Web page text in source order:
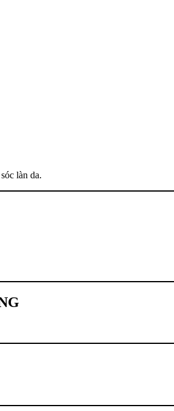
làn da.